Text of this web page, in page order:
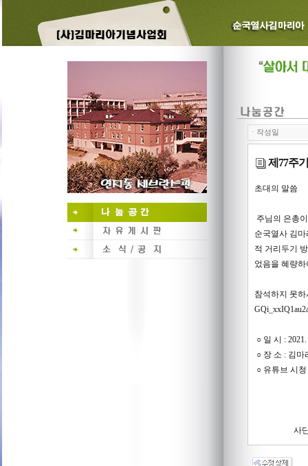
ㆍ작성일
제77주
초대의 말씀
주님의 은총
순국열사 김
적 거리두기
었음을 혜량
참석하지 못하
○ 일 시 :
○ 장 소 : 김마
○ 유튜브 시
사단법인